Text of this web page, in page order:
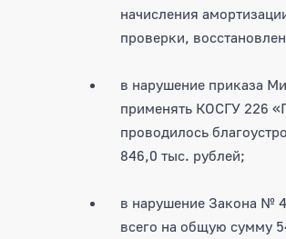
начисления
проверки,
в нарушение приказа
применять КОСГУ 226
проводилось
846,0 тыс. рублей;
в нарушение Закона №
всего на общую сумму